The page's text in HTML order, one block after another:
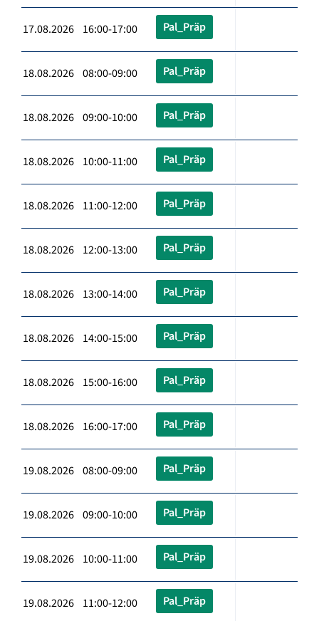
17.08.2026 16:00-17:00 Pal_Präp
18.08.2026 08:00-09:00 Pal_Präp
18.08.2026 09:00-10:00 Pal_Präp
18.08.2026 10:00-11:00 Pal_Präp
18.08.2026 11:00-12:00 Pal_Präp
18.08.2026 12:00-13:00 Pal_Präp
18.08.2026 13:00-14:00 Pal_Präp
18.08.2026 14:00-15:00 Pal_Präp
18.08.2026 15:00-16:00 Pal_Präp
18.08.2026 16:00-17:00 Pal_Präp
19.08.2026 08:00-09:00 Pal_Präp
19.08.2026 09:00-10:00 Pal_Präp
19.08.2026 10:00-11:00 Pal_Präp
19.08.2026 11:00-12:00 Pal_Präp